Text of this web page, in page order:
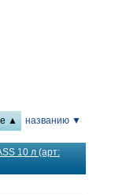
▲ названию ▼
10 л (арт: